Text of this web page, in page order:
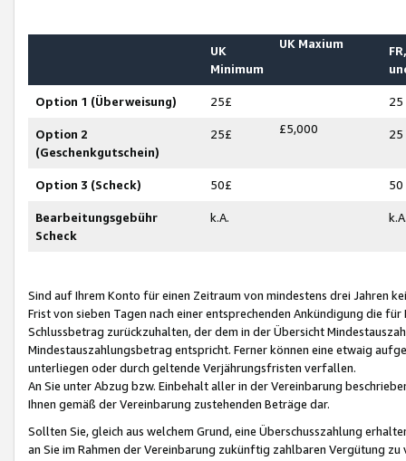
UK
Minimum
UK Maxium
Option 1 (Überweisung) 25£ 25
Option 2
(Geschenkgutschein)
25£ £5,000 25
Option 3 (Scheck) 50£ 50
Bearbeitungsgebühr
Scheck
k.A.
Sind auf Ihrem Konto für einen Zeitraum von mindestens drei Jahren
Frist von sieben Tagen nach einer entsprechenden Ankündigung die
Schlussbetrag zurückzuhalten, der dem in der Übersicht
Mindestauszahlungsbetrag entspricht. Ferner können eine etwaig
unterliegen oder durch geltende Verjährungsfristen verfallen.
An Sie unter Abzug bzw. Einbehalt aller in der Vereinbarung
Ihnen gemäß der Vereinbarung zustehenden Beträge dar.
Sollten Sie, gleich aus welchem Grund, eine Überschusszahlung
an Sie im Rahmen der Vereinbarung zukünftig zahlbaren Vergütung zu